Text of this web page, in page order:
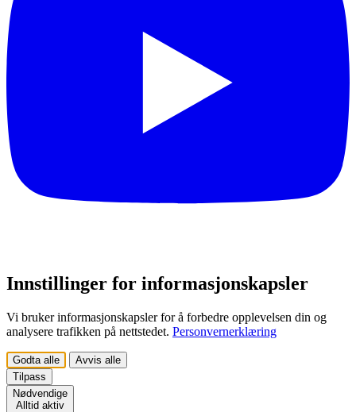
Innstillinger for informasjonskapsler
Vi bruker informasjonskapsler for å forbedre opplevelsen din og
analysere trafikken på nettstedet. Personvernerklæring
Godta alle
Avvis alle
Tilpass
Nødvendige
Alltid aktiv